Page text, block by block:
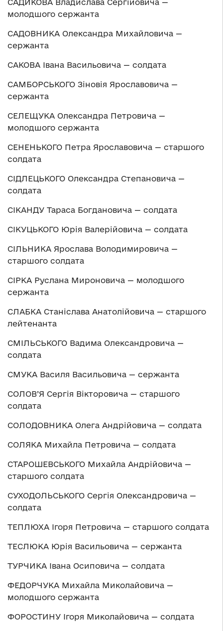
САДИКОВА Владислава Сергійовича —
молодшого сержанта
САДОВНИКА Олександра Михайловича —
сержанта
САКОВА Івана Васильовича — солдата
САМБОРСЬКОГО Зіновія Ярославовича —
сержанта
СЕЛЕЩУКА Олександра Петровича —
молодшого сержанта
СЕНЕНЬКОГО Петра Ярославовича — старшого
солдата
СІДЛЕЦЬКОГО Олександра Степановича —
солдата
СІКАНДУ Тараса Богдановича — солдата
СІКУЦЬКОГО Юрія Валерійовича — солдата
СІЛЬНИКА Ярослава Володимировича —
старшого солдата
СІРКА Руслана Мироновича — молодшого
сержанта
СЛАБКА Станіслава Анатолійовича — старшого
лейтенанта
СМІЛЬСЬКОГО Вадима Олександровича —
солдата
СМУКА Василя Васильовича — сержанта
СОЛОВ’Я Сергія Вікторовича — старшого
солдата
СОЛОДОВНИКА Олега Андрійовича — солдата
СОЛЯКА Михайла Петровича — солдата
СТАРОШЕВСЬКОГО Михайла Андрійовича —
старшого солдата
СУХОДОЛЬСЬКОГО Сергія Олександровича —
солдата
ТЕПЛЮХА Ігоря Петровича — старшого солдата
ТЕСЛЮКА Юрія Васильовича — сержанта
ТУРЧИКА Івана Осиповича — солдата
ФЕДОРЧУКА Михайла Миколайовича —
молодшого сержанта
ФОРОСТИНУ Ігоря Миколайовича — солдата